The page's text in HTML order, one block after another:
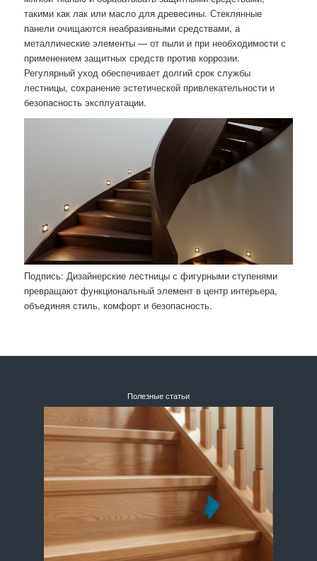
такими как лак или масло для древесины. Стеклянные
панели очищаются неабразивными средствами, а
металлические элементы — от пыли и при необходимости с
применением защитных средств против коррозии.
Регулярный уход обеспечивает долгий срок службы
лестницы, сохранение эстетической привлекательности и
безопасность эксплуатации.
Подпись: Дизайнерские лестницы с фигурными ступенями
превращают функциональный элемент в центр интерьера,
объединяя стиль, комфорт и безопасность.
Полезные статьи